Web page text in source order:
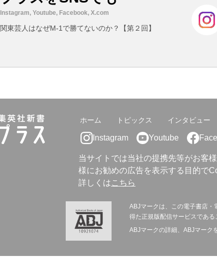
Instagram, Youtube, Facebook, X.com
関東芸人はなぜM-1で勝てないのか？【第２回】
ホーム トピックス インタビュー
Instagram Youtube
当サイトでは当社の提携先等がお客
様にお勧めの広告を表示する目的で
詳しくはこちら
ABJマークは、この電子書店・
得た正規版配信サービスであ
ABJマークの詳細、ABJマーク